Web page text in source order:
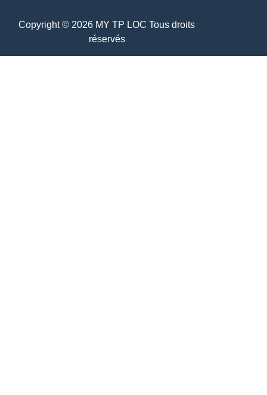
Copyright © 2026 MY TP LOC Tous droits
réservés